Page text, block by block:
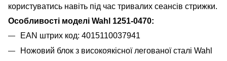
користуватись навіть під час тривалих сеансів стрижки.
Особливості моделі Wahl 1251-0470:
EAN штрих код: 4015110037941
Ножовий блок з високоякісної легованої сталі Wahl